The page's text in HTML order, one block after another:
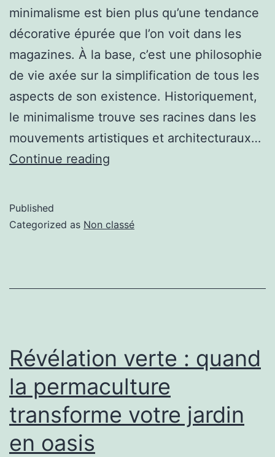
minimalisme est bien plus qu’une tendance
décorative épurée que l’on voit dans les
magazines. À la base, c’est une philosophie
de vie axée sur la simplification de tous les
aspects de son existence. Historiquement,
le minimalisme trouve ses racines dans les
mouvements artistiques et architecturaux…
Continue reading
Published
Categorized as Non classé
Révélation verte : quand
la permaculture
transforme votre jardin
en oasis